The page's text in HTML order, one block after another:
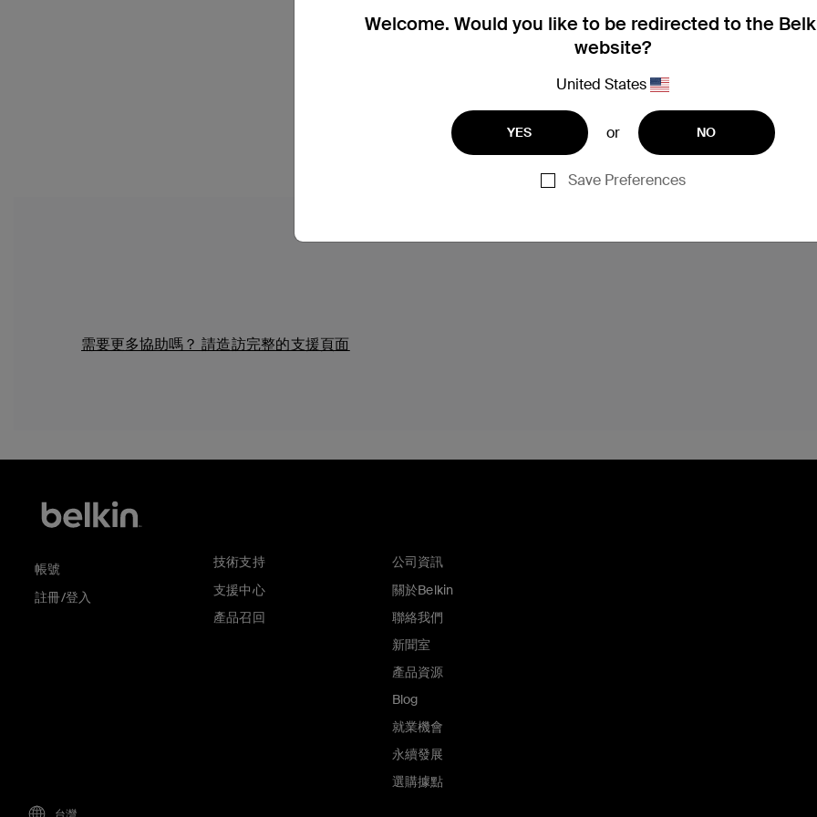
Welcome. Would you like to be redirected to the
website?
United States
YES or NO
Save Preferences
需要更多協助嗎？ 請造訪完整的支援頁面
帳號
註冊/登入
技術支持
支援中心
產品召回
公司資訊
關於Belkin
聯絡我們
新聞室
產品資源
Blog
就業機會
永續發展
選購據點